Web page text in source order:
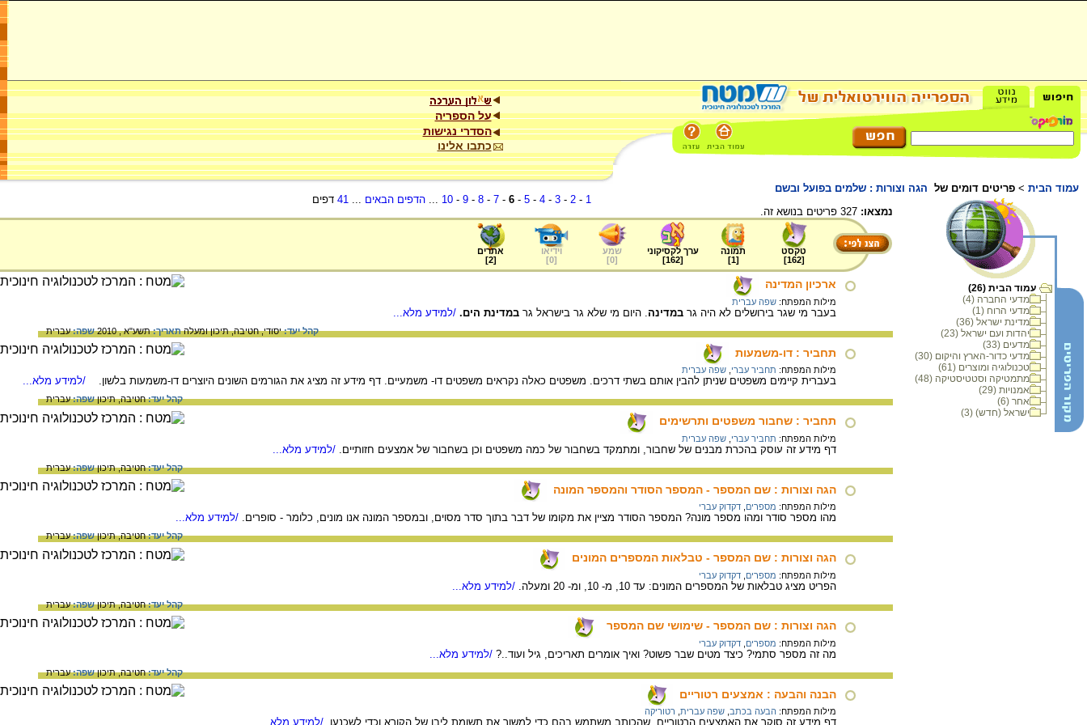
על הספריה
הסדרי נגישות
כתבו אלינו
עמוד הבית > פריטים דומים של הגה וצורות : שלמים בפועל ובשם
עמוד הבית (26)
מדעי החברה (4)
מדעי הרוח (1)
מדינת ישראל (36)
יהדות ועם ישראל (23)
מדעים (33)
מדעי כדור-הארץ והיקום (30)
טכנולוגיה ומוצרים (61)
מתמטיקה וסטטיסטיקה (48)
אמנויות (29)
אחר (6)
ישראל (חדש) (3)
1
-
2
-
3
-
4
-
5
-
6
-
7
-
8
-
9
-
10
...הדפים הבאים ...
41 דפים
נמצאו:
טקסט
[
162
]
תמונה
[
1
]
ערך לקסיקוני
[
162
]
שמע
[
0
]
וידיאו
[
0
]
אתרים
[
2
]
ארכיון המדינה
מילות המפתח: שפה עברית
בעבר מי שגר בירושלים לא היה גר במדינה. היום מי שלא גר בישראל גר במדינת הים. /למידע מלא...
קהל יעד:יסודי,חטיבה,תיכון ומעלהתאריך:תשע"א , 2010 שפה:עברית
תחביר : דו-משמעות
מילות המפתח: תחביר עברי שפה עברית
בעברית קיימים משפטים שניתן להבין אותם בשתי דרכים. משפטים כאלה נקראים משפטים דו- משמעיים. דף מידע זה מציג את הגורמים השונים היוצרים דו-משמעות בלשון. /למידע מלא...
קהל יעד:חטיבה,תיכוןשפה:עברית
תחביר : שחבור משפטים ותרשימים
מילות המפתח: תחביר עברי שפה עברית
דף מידע זה עוסק בהכרת מבנים של שחבור, ומתמקד בשחבור של כמה משפטים וכן בשחבור של אמצעים חזותיים. /למידע מלא...
קהל יעד:חטיבה,תיכוןשפה:עברית
הגה וצורות : שם המספר - המספר הסודר והמספר המונה
מילות המפתח: מספרים דקדוק עברי
מהו מספר סודר ומהו מספר מונה? המספר הסודר מציין את מקומו של דבר בתוך סדר מסוים, ובמספר המונה אנו מונים, כלומר - סופרים. /למידע מלא...
קהל יעד:חטיבה,תיכוןשפה:עברית
הגה וצורות : שם המספר - טבלאות המספרים המונים
מילות המפתח: מספרים דקדוק עברי
הפריט מציג טבלאות של המספרים המונים: עד 10, מ- 10, ומ- 20 ומעלה. /למידע מלא...
קהל יעד:חטיבה,תיכוןשפה:עברית
הגה וצורות : שם המספר - שימושי שם המספר
מילות המפתח: מספרים דקדוק עברי
מה זה מספר סתמי? כיצד מטים שבר פשוט? ואיך אומרים תאריכים, גיל ועוד..? /למידע מלא...
קהל יעד:חטיבה,תיכוןשפה:עברית
הבנה והבעה : אמצעים רטוריים
מילות המפתח: הבעה בכתב שפה עברית רטוריקה
דף מידע זה סוקר את האמצעים הרטוריים, שהכותב משתמש בהם כדי למשוך את תשומת ליבו של הקורא וכדי לשכנעו. /למידע מלא...